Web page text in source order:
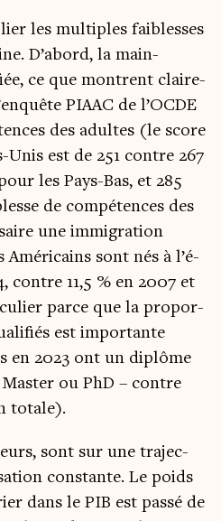
les mul­tiples fai­blesses
D’a­bord, la main-
ce que montrent clai­re­
PIAAC de l’OCDE
des adultes (le score
Unis est de 251 contre 267
les Pays-Bas, et 285
de com­pé­tences des
une immi­gra­tion
Amé­ri­cains sont nés à l’é­
contre 11,5 % en 2007 et
parce que la pro­por­
est impor­tante
en 2023 ont un diplôme
Mas­ter ou PhD – contre
totale).
sont sur une tra­jec­
constante. Le poids
dans le PIB est pas­sé de